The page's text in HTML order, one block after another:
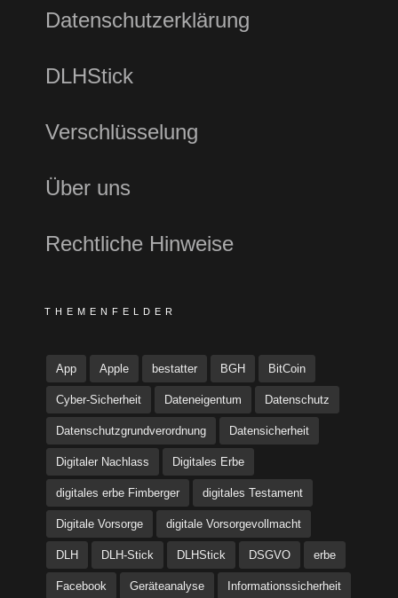
Datenschutzerklärung
DLHStick
Verschlüsselung
Über uns
Rechtliche Hinweise
THEMENFELDER
App Apple bestatter BGH BitCoin
Cyber-Sicherheit Dateneigentum Datenschutz
Datenschutzgrundverordnung Datensicherheit
Digitaler Nachlass Digitales Erbe
digitales erbe Fimberger digitales Testament
Digitale Vorsorge digitale Vorsorgevollmacht
DLH DLH-Stick DLHStick DSGVO erbe
Facebook Geräteanalyse Informationssicherheit